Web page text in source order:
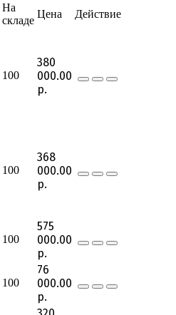
На
складе
Цена Действие
100
380
000.00
р.
100
368
000.00
р.
100
575
000.00
р.
100
76
000.00
р.